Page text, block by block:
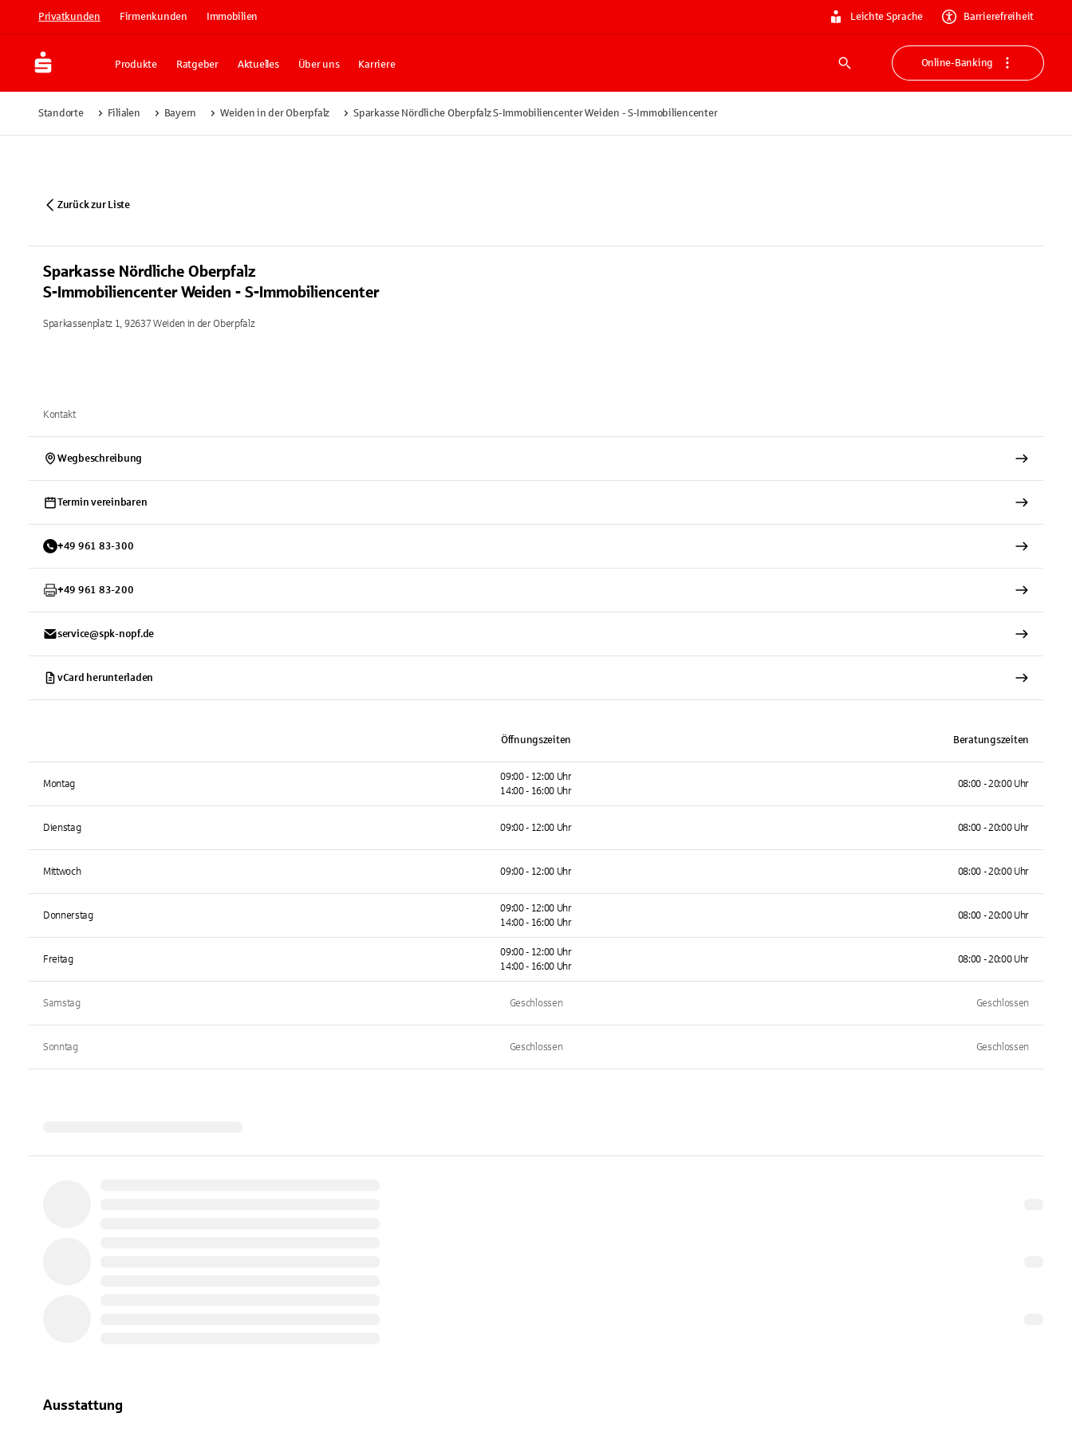
Privatkunden Firmenkunden Immobilien Leichte Sprache Barrierefreiheit
Produkte Ratgeber Aktuelles Über uns Karriere
Suche
Online-Banking
Standorte Filialen Bayern Weiden in der Oberpfalz Sparkasse Nördliche Oberpfalz S-Immobiliencenter Weiden - S-Immobiliencenter
Zurück zur Liste
Sparkasse Nördliche Oberpfalz
S-Immobiliencenter Weiden - S-Immobiliencenter
Sparkassenplatz 1, 92637 Weiden in der Oberpfalz
Kontakt
Wegbeschreibung
Termin vereinbaren
+49 961 83-300
+49 961 83-200
service@spk-nopf.de
vCard herunterladen
Öffnungszeiten Beratungszeiten
Montag
09:00 - 12:00 Uhr
14:00 - 16:00 Uhr
08:00 - 20:00 Uhr
Dienstag 09:00 - 12:00 Uhr 08:00 - 20:00 Uhr
Mittwoch 09:00 - 12:00 Uhr 08:00 - 20:00 Uhr
Donnerstag
09:00 - 12:00 Uhr
14:00 - 16:00 Uhr
08:00 - 20:00 Uhr
Freitag
09:00 - 12:00 Uhr
14:00 - 16:00 Uhr
08:00 - 20:00 Uhr
Samstag Geschlossen Geschlossen
Sonntag Geschlossen Geschlossen
Ausstattung